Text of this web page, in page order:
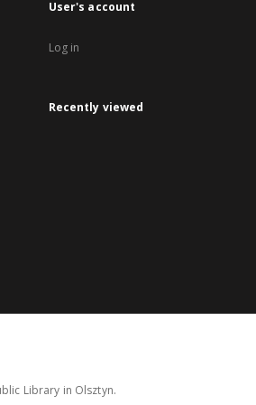
User's account
Log in
Recently viewed
Library in Olsztyn.